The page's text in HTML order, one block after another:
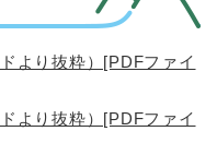
より抜粋）[PDFファイ
より抜粋）[PDFファイ